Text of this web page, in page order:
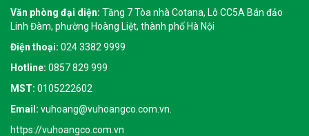
Văn phòng đại diện: Tầng 7 Tòa nhà Cotana, Lô CC5A Bán đảo
Linh Đàm, phường Hoàng Liệt, thành phố Hà Nội
Điện thoại: 024 3382 9999
Hotline: 0857 829 999
MST: 0105222602
Email: vuhoang@vuhoangco.com.vn.
https://vuhoangco.com.vn